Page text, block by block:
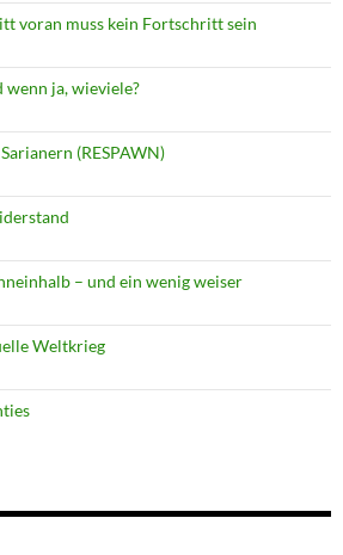
voran muss kein Fortschritt sein
wenn ja, wieviele?
(RESPAWN)
– und ein wenig weiser
Weltkrieg